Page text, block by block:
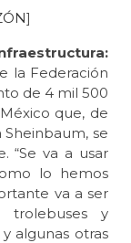
]
la Federación
de 4 mil 500
que, de
se
“Se va a usar
lo hemos
va a ser
y
algunas otras